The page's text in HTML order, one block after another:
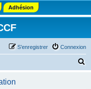
Adhésion
Connexion
S’enregistrer